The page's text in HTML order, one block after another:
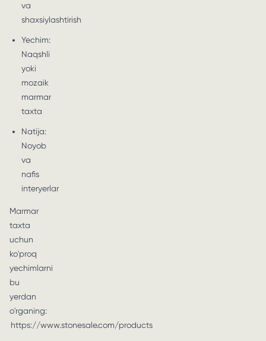
va
shaxsiylashtirish
Yechim:
Naqshli
yoki
mozaik
marmar
taxta
Natija:
Noyob
va
nafis
interyerlar
Marmar
taxta
uchun
ko'proq
yechimlarni
bu
yerdan
o'rganing:
https://www.stonesale.com/products